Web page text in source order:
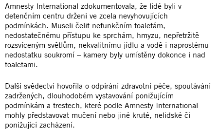
Amnesty International zdokumentovala, že lidé byli v
detenčním centru drženi ve zcela nevyhovujících
podmínkách. Museli čelit nefunkčním toaletám,
nedostatečnému přístupu ke sprchám, hmyzu, nepřetržitě
rozsvíceným světlům, nekvalitnímu jídlu a vodě i naprostému
nedostatku soukromí – kamery byly umístěny dokonce i nad
toaletami.
Další svědectví hovořila o odpírání zdravotní péče, spoutávání
zadržených, dlouhodobém vystavování ponižujícím
podmínkám a trestech, které podle Amnesty International
mohly představovat mučení nebo jiné kruté, nelidské či
ponižující zacházení.